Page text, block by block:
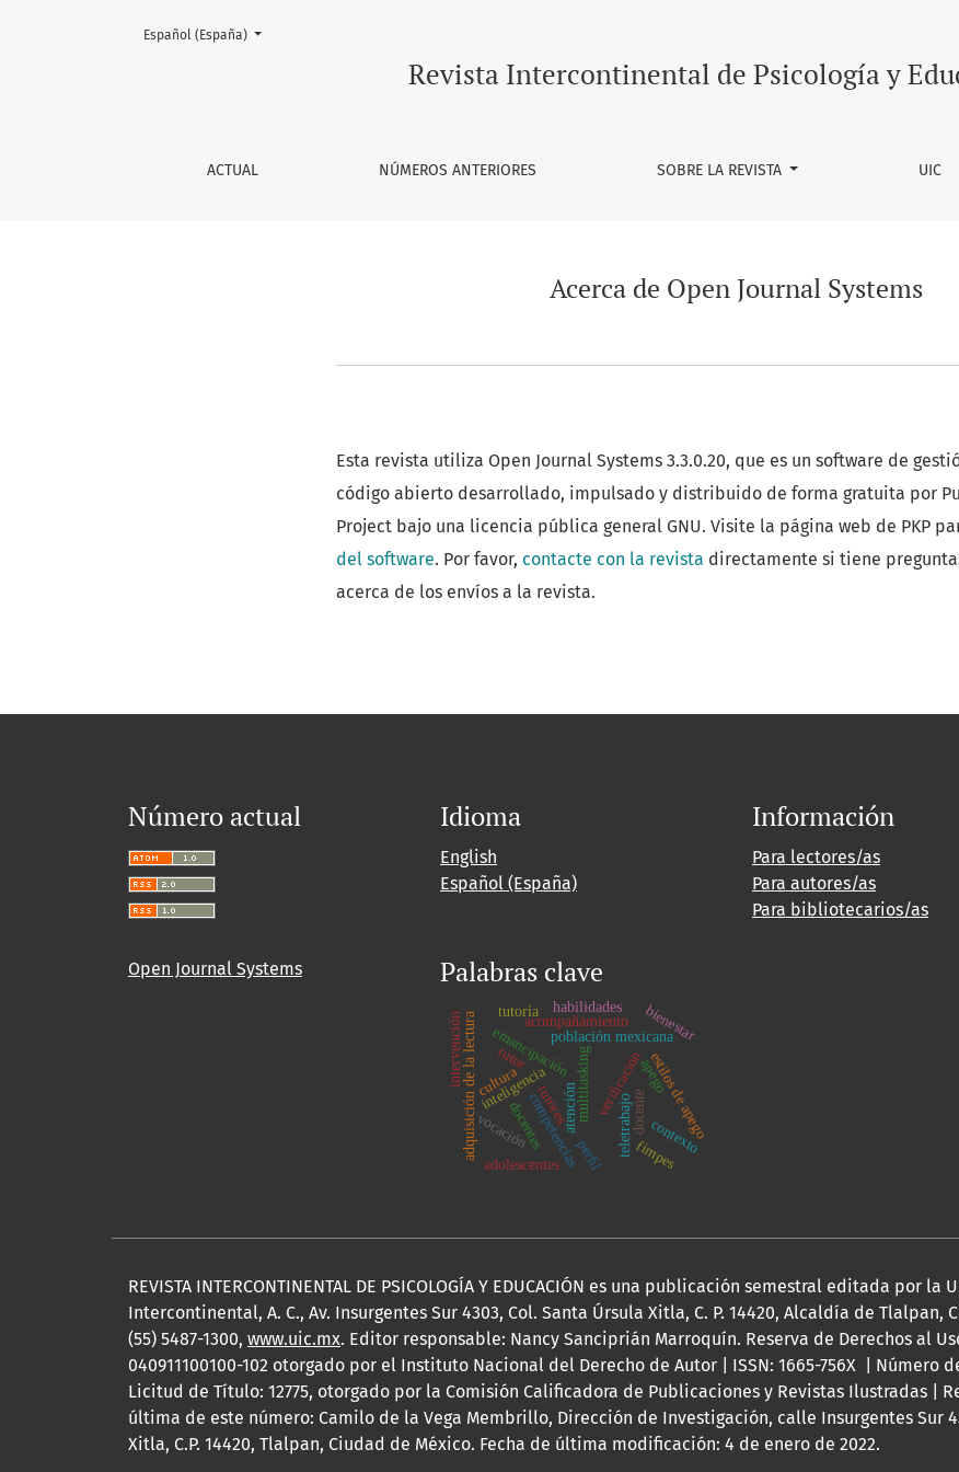
Acerca de Open Journal Systems
Revista Intercontinental de Psicología y
ACTUAL NÚMEROS ANTERIORES SOBRE LA REVISTA UIC
Cambiar el idioma. El actual es:
Español (España)
Acerca de Open Journal Systems
Esta revista utiliza Open Journal Systems 3.3.0.20, que es un software de
código abierto desarrollado, impulsado y distribuido de forma gratuita por
Project bajo una licencia pública general GNU. Visite la página web de PKP
del software. Por favor, contacte con la revista directamente si tiene
acerca de los envíos a la revista.
Número actual Idioma
English
Español (España)
Información
Para lectores/as
Para autores/as
Para bibliotecarios/as
Open Journal Systems Palabras clave
multitasking
atención
emancipación veriﬁcación
inteligencia
competencias
tutores
docentes teletrabajo
apego
cultura
población mexicana
estilos de apego
adquisición de la lectura docente
vocación
acompañamiento
tutor
tutoría habilidades
adolescentes
contexto
perﬁl
bienestar
intervención
fimpes
REVISTA INTERCONTINENTAL DE PSICOLOGÍA Y EDUCACIÓN es una publicación semestral editada por la
Intercontinental, A. C., Av. Insurgentes Sur 4303, Col. Santa Úrsula Xitla, C. P. 14420, Alcaldía de Tlalpan,
(55) 5487-1300, www.uic.mx. Editor responsable: Nancy Sanciprián Marroquín. Reserva de Derechos al
040911100100-102 otorgado por el Instituto Nacional del Derecho de Autor | ISSN: 1665-756X | Número
Licitud de Título: 12775, otorgado por la Comisión Calificadora de Publicaciones y Revistas Ilustradas |
última de este número: Camilo de la Vega Membrillo, Dirección de Investigación, calle Insurgentes Sur
Xitla, C.P. 14420, Tlalpan, Ciudad de México. Fecha de última modificación: 4 de enero de 2022.